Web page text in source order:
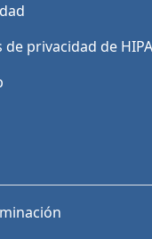
privacidad de